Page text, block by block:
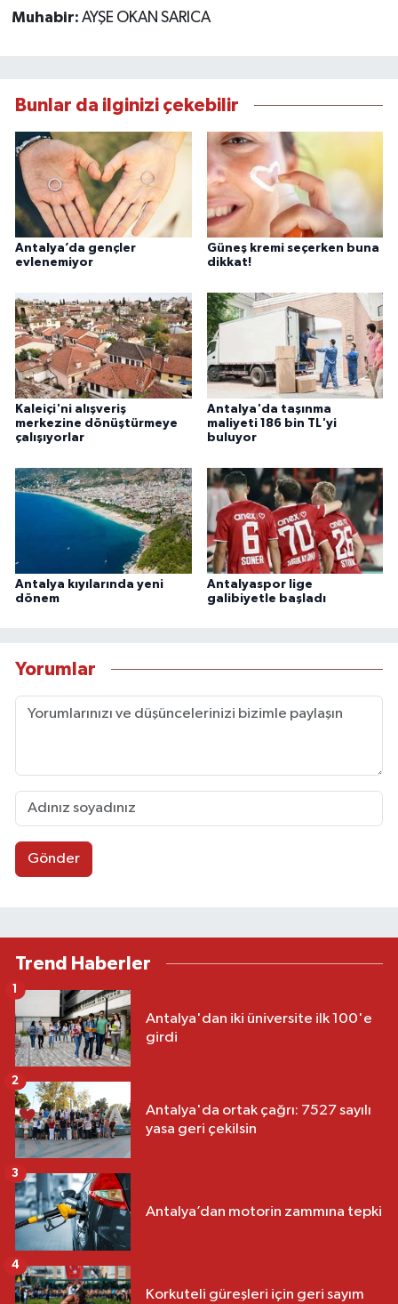
Muhabir: AYŞE OKAN SARICA
Bunlar da ilginizi çekebilir
Antalya’da gençler
evlenemiyor
Güneş kremi seçerken buna
dikkat!
Kaleiçi'ni alışveriş
merkezine dönüştürmeye
çalışıyorlar
Antalya'da taşınma
maliyeti 186 bin TL'yi
buluyor
Antalya kıyılarında yeni
dönem
Antalyaspor lige
galibiyetle başladı
Yorumlar
Gönder
Trend Haberler
Antalya'dan iki üniversite ilk 100'e
girdi
1
Antalya'da ortak çağrı: 7527 sayılı
yasa geri çekilsin
2
Antalya’dan motorin zammına tepki
3
Korkuteli güreşleri için geri sayım
4